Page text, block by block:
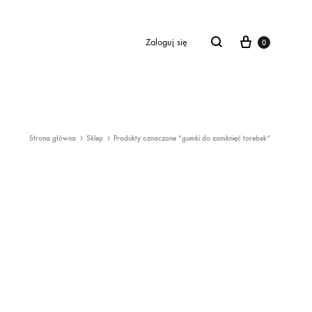
Zaloguj się Cart
0
Strona główna Sklep Produkty oznaczone “gumki do zamknięć torebek”